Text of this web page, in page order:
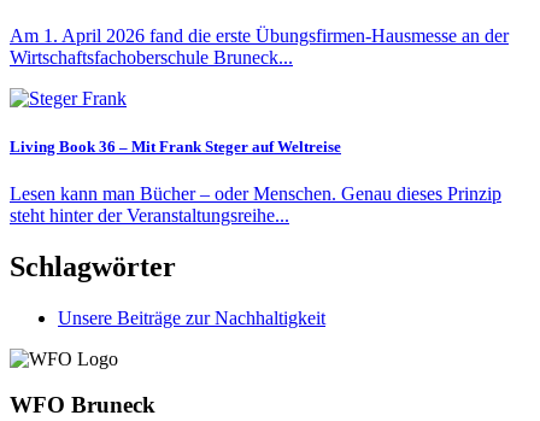
Am 1. April 2026 fand die erste Übungsfirmen-Hausmesse an der
Wirtschaftsfachoberschule Bruneck...
Living Book 36 – Mit Frank Steger auf Weltreise
Lesen kann man Bücher – oder Menschen. Genau dieses Prinzip
steht hinter der Veranstaltungsreihe...
Schlagwörter
Unsere Beiträge zur Nachhaltigkeit
WFO Bruneck